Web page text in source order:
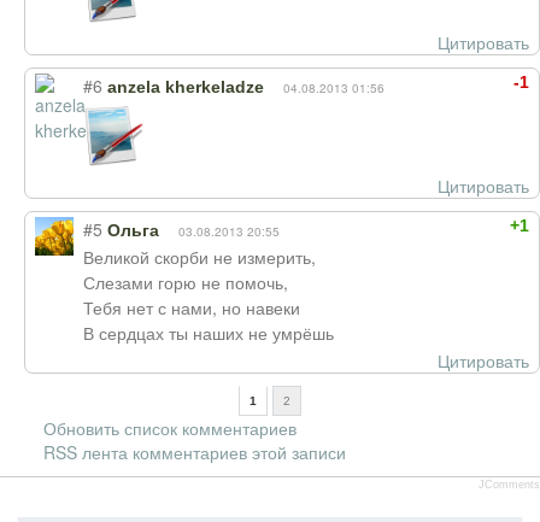
Цитировать
-1
#6 anzela kherkeladze 04.08.2013 01:56
Цитировать
+1
#5 Ольга 03.08.2013 20:55
Великой скорби не измерить,
Слезами горю не помочь,
Тебя нет с нами, но навеки
В сердцах ты наших не умрёшь
Цитировать
1 2
Обновить список комментариев
RSS лента комментариев этой записи
JComments